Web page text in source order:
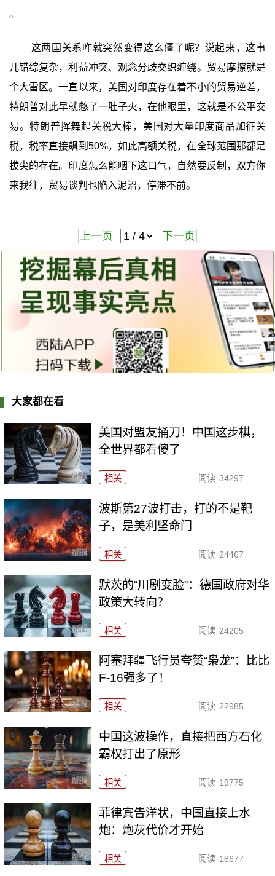
。
这两国关系咋就突然变得这么僵了呢？说起来，这事
儿错综复杂，利益冲突、观念分歧交织缠绕。贸易摩擦就是
个大雷区。一直以来，美国对印度存在着不小的贸易逆差，
特朗普对此早就憋了一肚子火，在他眼里，这就是不公平交
易。特朗普挥舞起关税大棒，美国对大量印度商品加征关
税，税率直接飙到50%，如此高额关税，在全球范围那都是
拔尖的存在。印度怎么能咽下这口气，自然要反制，双方你
来我往，贸易谈判也陷入泥沼，停滞不前。
上一页 下一页
大家都在看
美国对盟友捅刀！中国这步棋，
全世界都看傻了
相关 阅读 34297
波斯第27波打击，打的不是靶
子，是美利坚命门
相关 阅读 24467
默茨的“川剧变脸”：德国政府对华
政策大转向？
相关 阅读 24205
阿塞拜疆飞行员夸赞“枭龙”：比比
F-16强多了！
相关 阅读 22985
中国这波操作，直接把西方石化
霸权打出了原形
相关 阅读 19775
菲律宾告洋状，中国直接上水
炮：炮灰代价才开始
相关 阅读 18677